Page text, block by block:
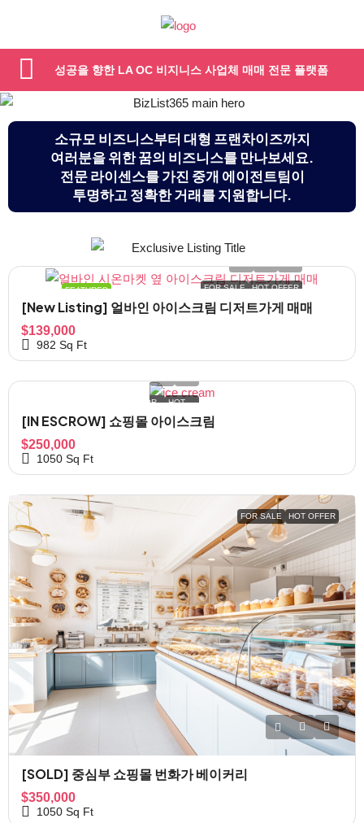
성공을 향한 LA OC 비지니스 사업체 매매 전문 플랫폼
소규모 비즈니스부터 대형 프랜차이즈까지
여러분을 위한 꿈의 비즈니스를 만나보세요.
전문 라이센스를 가진 중개 에이전트팀이
투명하고 정확한 거래를 지원합니다.
FEATURED FOR SALE HOT OFFER
[New Listing] 얼바인 아이스크림 디저트가게 매매
$139,000
982 Sq Ft
FOR
HOT
[IN ESCROW] 쇼핑몰 아이스크림
$250,000
1050 Sq Ft
FOR SALE HOT OFFER
[SOLD] 중심부 쇼핑몰 번화가 베이커리
$350,000
1050 Sq Ft